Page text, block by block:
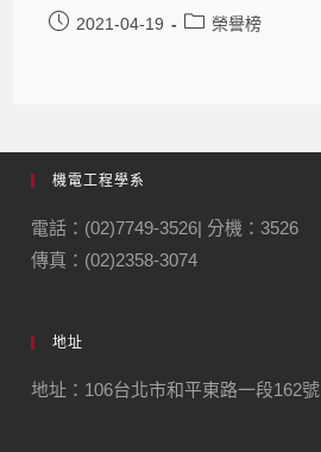
2021-04-19 榮譽榜
機電工程學系
電話：(02)7749-3526| 分機：3526
傳真：(02)2358-3074
地址
地址：106台北市和平東路一段162號